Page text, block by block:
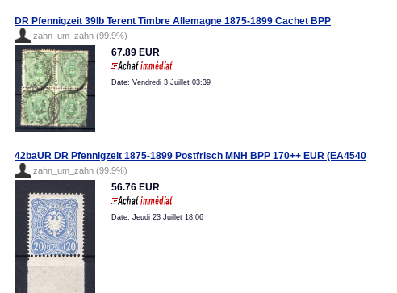
DR Pfennigzeit 39Ib Terent Timbre Allemagne 1875-1899 Cachet BPP
zahn_um_zahn (99.9%)
67.89 EUR
Date: Vendredi 3 Juillet 03:39
42baUR DR Pfennigzeit 1875-1899 Postfrisch MNH BPP 170++ EUR (EA4540
zahn_um_zahn (99.9%)
56.76 EUR
Date: Jeudi 23 Juillet 18:06